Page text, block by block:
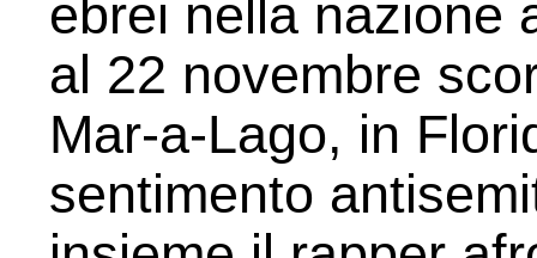
ebrei nella nazione
al 22 novembre
Mar-a-Lago, in
sentimento